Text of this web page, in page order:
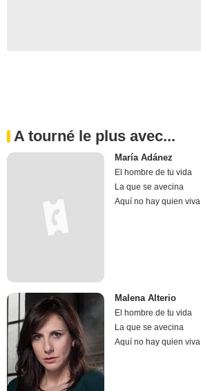
A tourné le plus avec...
María Adánez
El hombre de tu vida
La que se avecina
Aquí no hay quien viva
Malena Alterio
El hombre de tu vida
La que se avecina
Aquí no hay quien viva